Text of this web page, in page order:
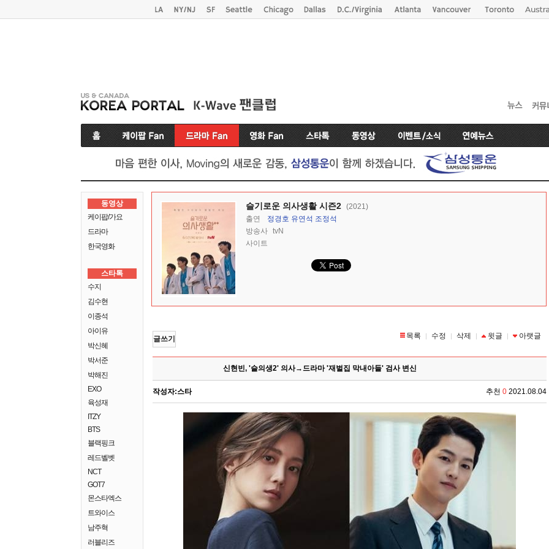
동영상
케이팝/가요
드라마
한국영화
스타톡
수지
김수현
이종석
아이유
박신혜
박서준
박해진
EXO
육성재
ITZY
BTS
블랙핑크
레드벨벳
NCT
GOT7
몬스타엑스
트와이스
남주혁
러블리즈
슬기로운 의사생활 시즌2 (2021)
출연
정경호 유연석 조정석
방송사 tvN
사이트
글쓰기 목록 | 수정 | 삭제 | 윗글 | 아랫글
신현빈, '슬의생2' 의사→드라마 '재벌집 막내아들' 검사 변신
작성자:스타 추천 0 2021.08.04